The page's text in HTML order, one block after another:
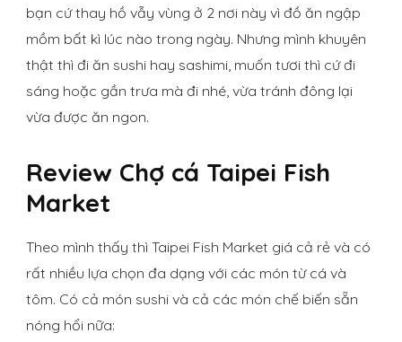
bạn cứ thay hồ vẫy vùng ở 2 nơi này vì đồ ăn ngập
mồm bất kì lúc nào trong ngày. Nhưng mình khuyên
thật thì đi ăn sushi hay sashimi, muốn tươi thì cứ đi
sáng hoặc gần trưa mà đi nhé, vừa tránh đông lại
vừa được ăn ngon.
Review Chợ cá Taipei Fish
Market
Theo mình thấy thì Taipei Fish Market giá cả rẻ và có
rất nhiều lựa chọn đa dạng với các món từ cá và
tôm. Có cả món sushi và cả các món chế biến sẵn
nóng hổi nữa: